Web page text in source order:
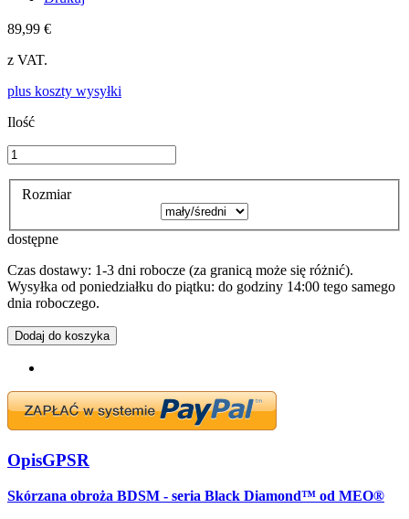
89,99 €
z VAT.
plus koszty wysyłki
Ilość
Rozmiar
dostępne
Czas dostawy: 1-3 dni robocze (za granicą może się różnić).
Wysyłka od poniedziałku do piątku: do godziny 14:00 tego samego
dnia roboczego.
Dodaj do koszyka
OpisGPSR
Skórzana obroża BDSM - seria Black Diamond™ od MEO®